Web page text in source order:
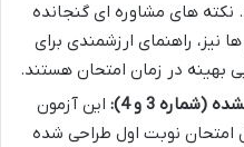
های مشاوره ای گنجانده
نیز، راهنمای ارزشمندی برای
بهینه در زمان امتحان هستند.
3 و 4):
این آزمون
امتحان نوبت اول طراحی شده